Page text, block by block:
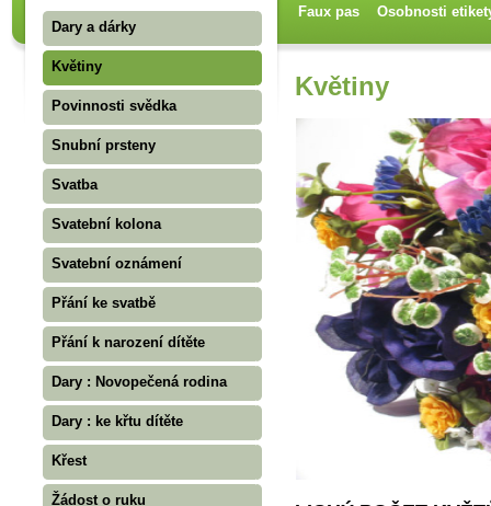
Faux pas
Osobnosti
Dary a dárky
Květiny
Povinnosti svědka
Snubní prsteny
Svatba
Svatební kolona
Svatební oznámení
Přání ke svatbě
Přání k narození dítěte
Dary : Novopečená rodina
Dary : ke křtu dítěte
Křest
Žádost o ruku
Květiny